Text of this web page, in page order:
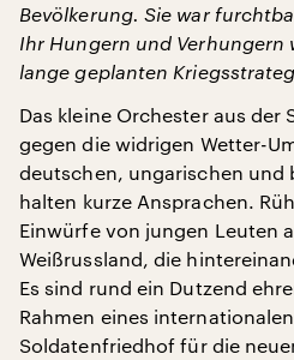
Bevölkerung. Sie war
Ihr Hungern und Verhungern
lange geplanten
Das kleine Orchester aus der
gegen die widrigen Wetter-
deutschen, ungarischen und
halten kurze Ansprachen.
Einwürfe von jungen Leuten
Weißrussland, die
Es sind rund ein Dutzend
Rahmen eines
Soldatenfriedhof für die